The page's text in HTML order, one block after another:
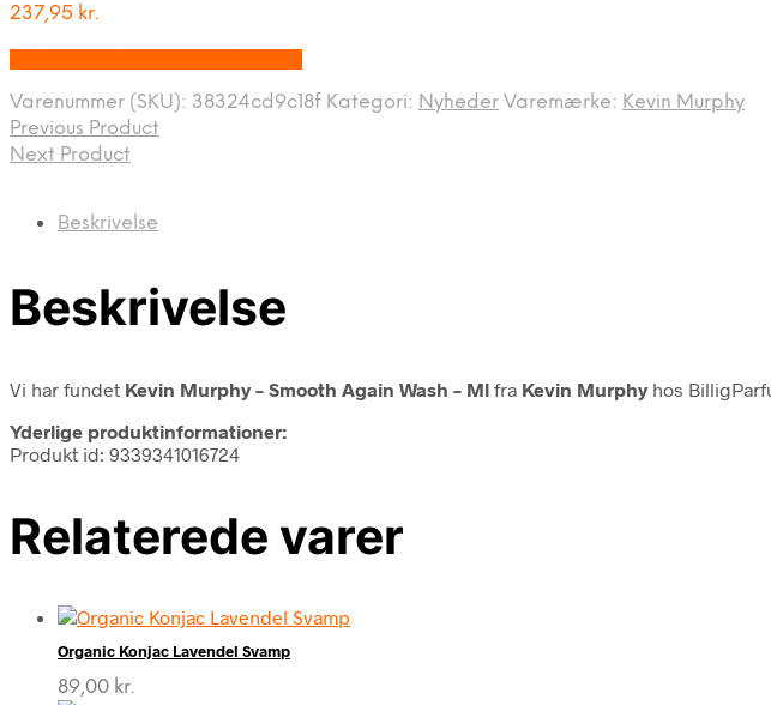
237,95 kr.
Varenummer (SKU): 38324cd9c18f Kategori: Nyheder Varemærke: Kevin Murphy
Previous Product
Next Product
Beskrivelse
Beskrivelse
Vi har fundet Kevin Murphy – Smooth Again Wash – Ml fra Kevin Murphyhos
Yderlige produktinformationer:
Produkt id: 9339341016724
Relaterede varer
Organic Konjac Lavendel Svamp
89,00 kr.